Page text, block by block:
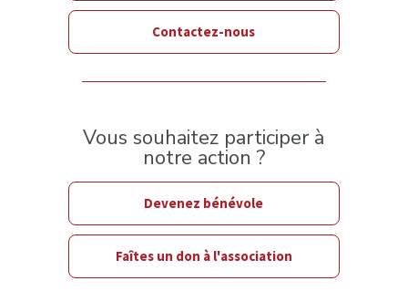
Contactez-nous
Vous souhaitez participer à
notre action ?
Devenez bénévole
Faîtes un don à l'association